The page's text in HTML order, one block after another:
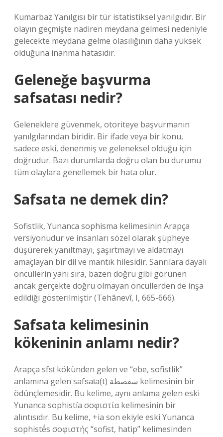
Kumarbaz Yanılgısı bir tür istatistiksel yanılgıdır. Bir
olayın geçmişte nadiren meydana gelmesi nedeniyle
gelecekte meydana gelme olasılığının daha yüksek
olduğuna inanma hatasıdır.
Geleneğe başvurma
safsatası nedir?
Geleneklere güvenmek, otoriteye başvurmanın
yanılgılarından biridir. Bir ifade veya bir konu,
sadece eski, denenmiş ve geleneksel olduğu için
doğrudur. Bazı durumlarda doğru olan bu durumu
tüm olaylara genellemek bir hata olur.
Safsata ne demek din?
Sofistlik, Yunanca sophisma kelimesinin Arapça
versiyonudur ve insanları sözel olarak şüpheye
düşürerek yanıltmayı, şaşırtmayı ve aldatmayı
amaçlayan bir dil ve mantık hilesidir. Sanrılara dayalı
öncüllerin yanı sıra, bazen doğru gibi görünen
ancak gerçekte doğru olmayan öncüllerden de inşa
edildiği gösterilmiştir (Tehânevî, I, 665-666).
Safsata kelimesinin
kökeninin anlamı nedir?
Arapça sfṣṭ kökünden gelen ve “ebe, sofistlik”
anlamına gelen safṣaṭa(t) سفصطة kelimesinin bir
ödünçlemesidir. Bu kelime, aynı anlama gelen eski
Yunanca sophistía σοφιστία kelimesinin bir
alıntısıdır. Bu kelime, +ia son ekiyle eski Yunanca
sophistḗs σοφιστής “sofist, hatip” kelimesinden